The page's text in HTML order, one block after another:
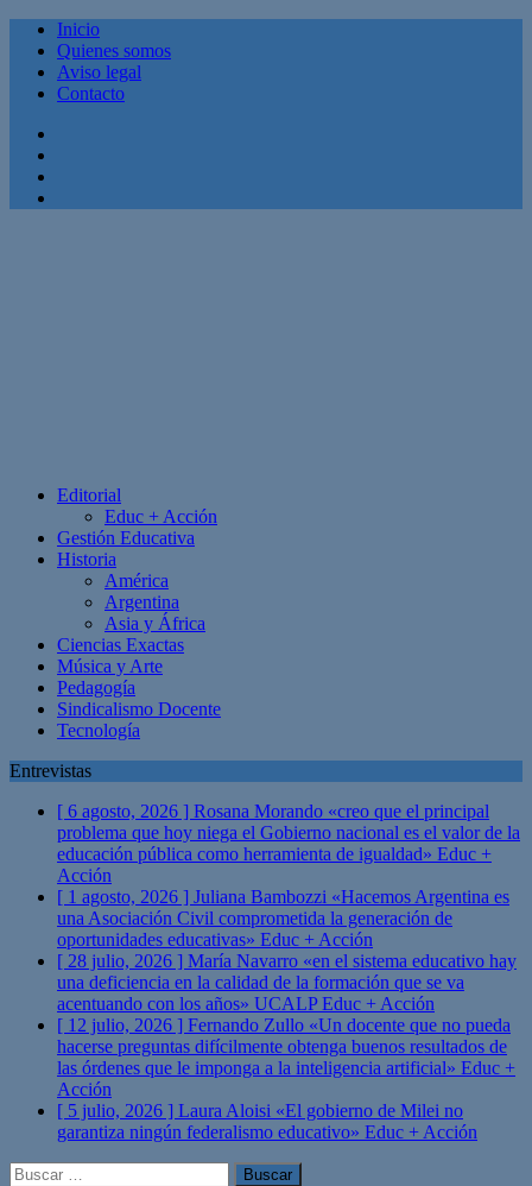
Inicio
Quienes somos
Aviso legal
Contacto
Editorial
Educ + Acción
Gestión Educativa
Historia
América
Argentina
Asia y África
Ciencias Exactas
Música y Arte
Pedagogía
Sindicalismo Docente
Tecnología
Entrevistas
[ 6 agosto, 2026 ] Rosana Morando «creo que el principal
problema que hoy niega el Gobierno nacional es el valor de la
educación pública como herramienta de igualdad» Educ +
Acción
[ 1 agosto, 2026 ] Juliana Bambozzi «Hacemos Argentina es
una Asociación Civil comprometida la generación de
oportunidades educativas» Educ + Acción
[ 28 julio, 2026 ] María Navarro «en el sistema educativo hay
una deficiencia en la calidad de la formación que se va
acentuando con los años» UCALPEduc + Acción
[ 12 julio, 2026 ] Fernando Zullo «Un docente que no pueda
hacerse preguntas difícilmente obtenga buenos resultados de
las órdenes que le imponga a la inteligencia artificial» Educ +
Acción
[ 5 julio, 2026 ] Laura Aloisi «El gobierno de Milei no
garantiza ningún federalismo educativo» Educ + Acción
Buscar: